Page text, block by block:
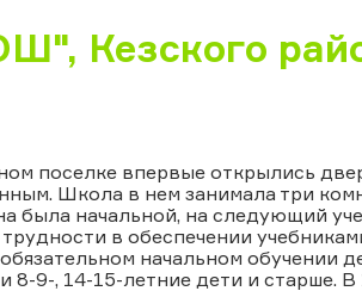
Кезского
поселке впервые открылись
Школа в нем занимала три
была начальной, на следующий
в обеспечении
начальном обучении
8-9-, 14-15-летние дети и старше.